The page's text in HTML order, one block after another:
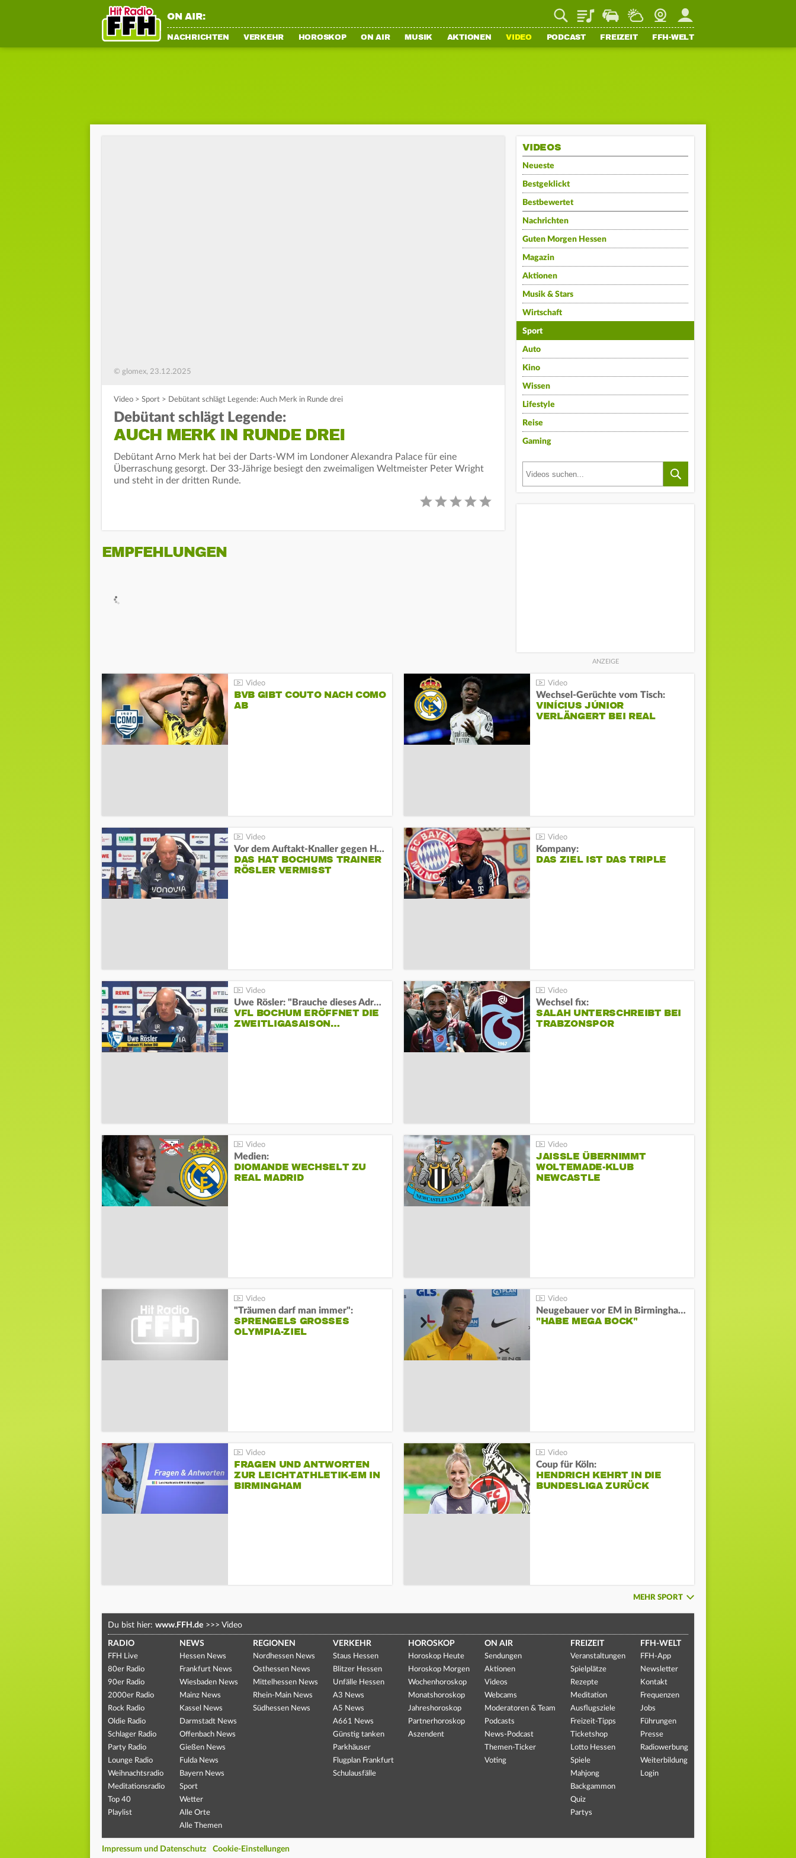
ON AIR: PlaylistStaupilotWetterWebcamMein FFH
NACHRICHTEN VERKEHR HOROSKOP ON AIR MUSIK AKTIONEN VIDEO PODCAST FREIZEIT FFH-WELT
© glomex, 23.12.2025
Video > Sport > Debütant schlägt Legende: Auch Merk in Runde drei
Debütant schlägt Legende:
AUCH MERK IN RUNDE DREI
Debütant Arno Merk hat bei der Darts-WM im Londoner Alexandra Palace für eine
Überraschung gesorgt. Der 33-Jährige besiegt den zweimaligen Weltmeister Peter Wright
und steht in der dritten Runde.
EMPFEHLUNGEN
VIDEOS
Neueste
Bestgeklickt
Bestbewertet
Nachrichten
Guten Morgen Hessen
Magazin
Aktionen
Musik & Stars
Wirtschaft
Sport
Auto
Kino
Wissen
Lifestyle
Reise
Gaming
BVB GIBT COUTO NACH COMO
AB
Wechsel-Gerüchte vom Tisch:
VINÍCIUS JÚNIOR
VERLÄNGERT BEI REAL
Vor dem Auftakt-Knaller gegen Hertha:
DAS HAT BOCHUMS TRAINER
RÖSLER VERMISST
Kompany:
DAS ZIEL IST DAS TRIPLE
Uwe Rösler: "Brauche dieses Adrenalin"
VFL BOCHUM ERÖFFNET DIE
ZWEITLIGASAISON…
Wechsel fix:
SALAH UNTERSCHREIBT BEI
TRABZONSPOR
Medien:
DIOMANDE WECHSELT ZU
REAL MADRID
JAISSLE ÜBERNIMMT
WOLTEMADE-KLUB
NEWCASTLE
"Träumen darf man immer":
SPRENGELS GROSSES O
LYMPIA-ZIEL
Neugebauer vor EM in Birmingham:
"HABE MEGA BOCK"
FRAGEN UND ANTWORTEN
ZUR LEICHTATHLETIK-EM IN
BIRMINGHAM
Coup für Köln:
HENDRICH KEHRT IN DIE
BUNDESLIGA ZURÜCK
MEHR SPORT
Du bist hier: www.FFH.de >>> Video
RADIO
FFH Live
80er Radio
90er Radio
2000er Radio
Rock Radio
Oldie Radio
Schlager Radio
Party Radio
Lounge Radio
Weihnachtsradio
Meditationsradio
Top 40
Playlist
NEWS
Hessen News
Frankfurt News
Wiesbaden News
Mainz News
Kassel News
Darmstadt News
Offenbach News
Gießen News
Fulda News
Bayern News
Sport
Wetter
Alle Orte
Alle Themen
REGIONEN
Nordhessen News
Osthessen News
Mittelhessen News
Rhein-Main News
Südhessen News
VERKEHR
Staus Hessen
Blitzer Hessen
Unfälle Hessen
A3 News
A5 News
A661 News
Günstig tanken
Parkhäuser
Flugplan Frankfurt
Schulausfälle
HOROSKOP
Horoskop Heute
Horoskop Morgen
Wochenhoroskop
Monatshoroskop
Jahreshoroskop
Partnerhoroskop
Aszendent
ON AIR
Sendungen
Aktionen
Videos
Webcams
Moderatoren & Team
Podcasts
News-Podcast
Themen-Ticker
Voting
FREIZEIT
Veranstaltungen
Spielplätze
Rezepte
Meditation
Ausflugsziele
Freizeit-Tipps
Ticketshop
Lotto Hessen
Spiele
Mahjong
Backgammon
Quiz
Partys
FFH-WELT
FFH-App
Newsletter
Kontakt
Frequenzen
Jobs
Führungen
Presse
Radiowerbung
Weiterbildung
Login
Impressum und Datenschutz Cookie-Einstellungen